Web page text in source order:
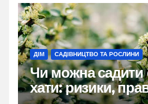
ДІМ САДІВНИЦТВО ТА РОСЛИНИ
Чи можна садити
хати: ризики,